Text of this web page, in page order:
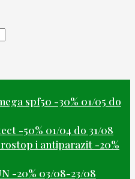
spf50 -30% 01/05 do
-50% 01/04 do 31/08
i antiparazit -20%
-20% 03/08-23/08